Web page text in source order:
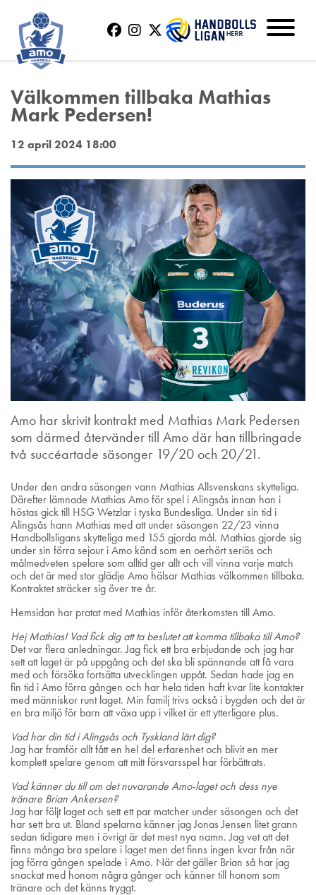
Välkommen tillbaka Mathias
Mark Pedersen!
12 april 2024 18:00
Amo har skrivit kontrakt med Mathias Mark Pedersen
som därmed återvänder till Amo där han tillbringade
två succéartade säsonger 19/20 och 20/21.
Under den andra säsongen vann Mathias Allsvenskans skytteliga.
Därefter lämnade Mathias Amo för spel i Alingsås innan han i
höstas gick till HSG Wetzlar i tyska Bundesliga. Under sin tid i
Alingsås hann Mathias med att under säsongen 22/23 vinna
Handbollsligans skytteliga med 155 gjorda mål. Mathias gjorde sig
under sin förra sejour i Amo känd som en oerhört seriös och
målmedveten spelare som alltid ger allt och vill vinna varje match
och det är med stor glädje Amo hälsar Mathias välkommen tillbaka.
Kontraktet sträcker sig över tre år.
Hemsidan har pratat med Mathias inför återkomsten till Amo.
Hej Mathias! Vad fick dig att ta beslutet att komma tillbaka till Amo?
Det var flera anledningar. Jag fick ett bra erbjudande och jag har
sett att laget är på uppgång och det ska bli spännande att få vara
med och försöka fortsätta utvecklingen uppåt. Sedan hade jag en
fin tid i Amo förra gången och har hela tiden haft kvar lite kontakter
med människor runt laget. Min familj trivs också i bygden och det är
en bra miljö för barn att växa upp i vilket är ett ytterligare plus.
Vad har din tid i Alingsås och Tyskland lärt dig?
Jag har framför allt fått en hel del erfarenhet och blivit en mer
komplett spelare genom att mitt försvarsspel har förbättrats.
Vad känner du till om det nuvarande Amo-laget och dess nye
tränare Brian Ankersen?
Jag har följt laget och sett ett par matcher under säsongen och det
har sett bra ut. Bland spelarna känner jag Jonas Jensen litet grann
sedan tidigare men i övrigt är det mest nya namn. Jag vet att det
finns många bra spelare i laget men det finns ingen kvar från när
jag förra gången spelade i Amo. När det gäller Brian så har jag
snackat med honom några gånger och känner till honom som
tränare och det känns tryggt.